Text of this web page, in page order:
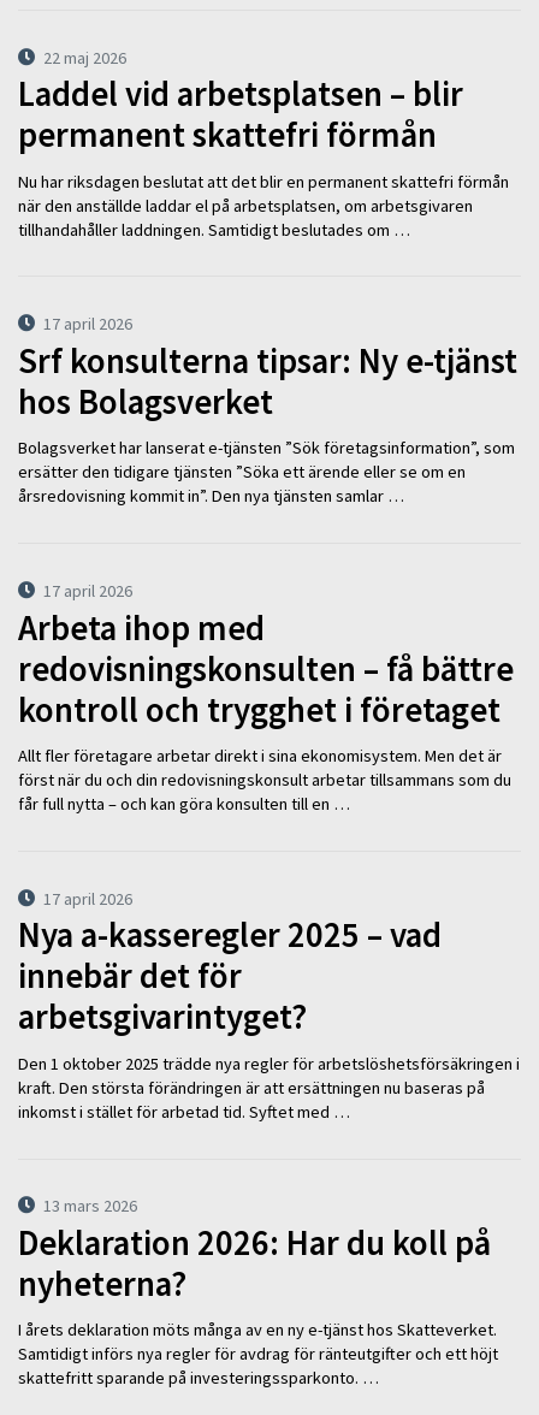
22 maj 2026
Laddel vid arbetsplatsen – blir
permanent skattefri förmån
Nu har riksdagen beslutat att det blir en permanent skattefri förmån
när den anställde laddar el på arbetsplatsen, om arbetsgivaren
tillhandahåller laddningen. Samtidigt beslutades om …
17 april 2026
Srf konsulterna tipsar: Ny e-tjänst
hos Bolagsverket
Bolagsverket har lanserat e-tjänsten ”Sök företagsinformation”, som
ersätter den tidigare tjänsten ”Söka ett ärende eller se om en
årsredovisning kommit in”. Den nya tjänsten samlar …
17 april 2026
Arbeta ihop med
redovisningskonsulten – få bättre
kontroll och trygghet i företaget
Allt fler företagare arbetar direkt i sina ekonomisystem. Men det är
först när du och din redovisningskonsult arbetar tillsammans som du
får full nytta – och kan göra konsulten till en …
17 april 2026
Nya a-kasseregler 2025 – vad
innebär det för
arbetsgivarintyget?
Den 1 oktober 2025 trädde nya regler för arbetslöshetsförsäkringen i
kraft. Den största förändringen är att ersättningen nu baseras på
inkomst i stället för arbetad tid. Syftet med …
13 mars 2026
Deklaration 2026: Har du koll på
nyheterna?
I årets deklaration möts många av en ny e-tjänst hos Skatteverket.
Samtidigt införs nya regler för avdrag för ränteutgifter och ett höjt
skattefritt sparande på investeringssparkonto. …